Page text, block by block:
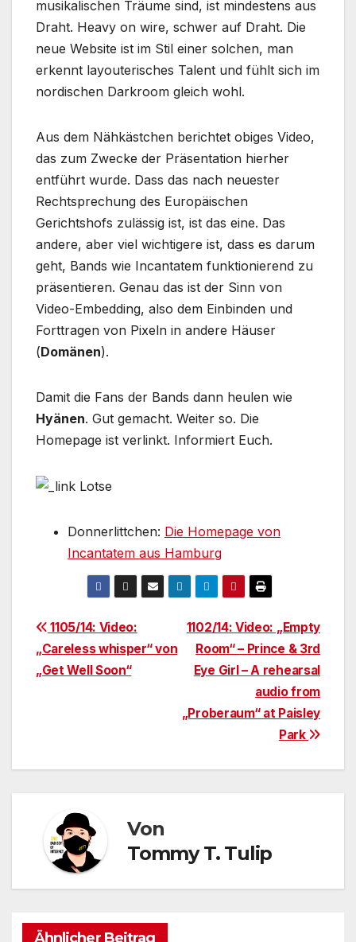
musikalischen Träume sind, ist mindestens aus
Draht. Heavy on wire, schwer auf Draht. Die
neue Website ist im Stil einer solchen, man
erkennt layouterisches Talent und fühlt sich im
nordischen Darkroom gleich wohl.
Aus dem Nähkästchen berichtet obiges Video,
das zum Zwecke der Präsentation hierher
entführt wurde. Dass das nach neuester
Rechtsprechung des Europäischen
Gerichtshofs zulässig ist, ist das eine. Das
andere, aber viel wichtigere ist, dass es darum
geht, Bands wie Incantatem funktionierend zu
präsentieren. Genau das ist der Sinn von
Video-Embedding, also dem Einbinden und
Forttragen von Pixeln in andere Häuser
(Domänen).
Damit die Fans der Bands dann heulen wie
Hyänen. Gut gemacht. Weiter so. Die
Homepage ist verlinkt. Informiert Euch.
Donnerlittchen: Die Homepage von
Incantatem aus Hamburg
Beitragsnavigation
1102/14: Video: „Empty
Room“ – Prince & 3rd
Eye Girl – A rehearsal
audio from
„Proberaum“ at Paisley
Park
1105/14: Video:
„Careless whisper“ von
„Get Well Soon“
Von
Tommy T. Tulip
Ähnlicher Beitrag